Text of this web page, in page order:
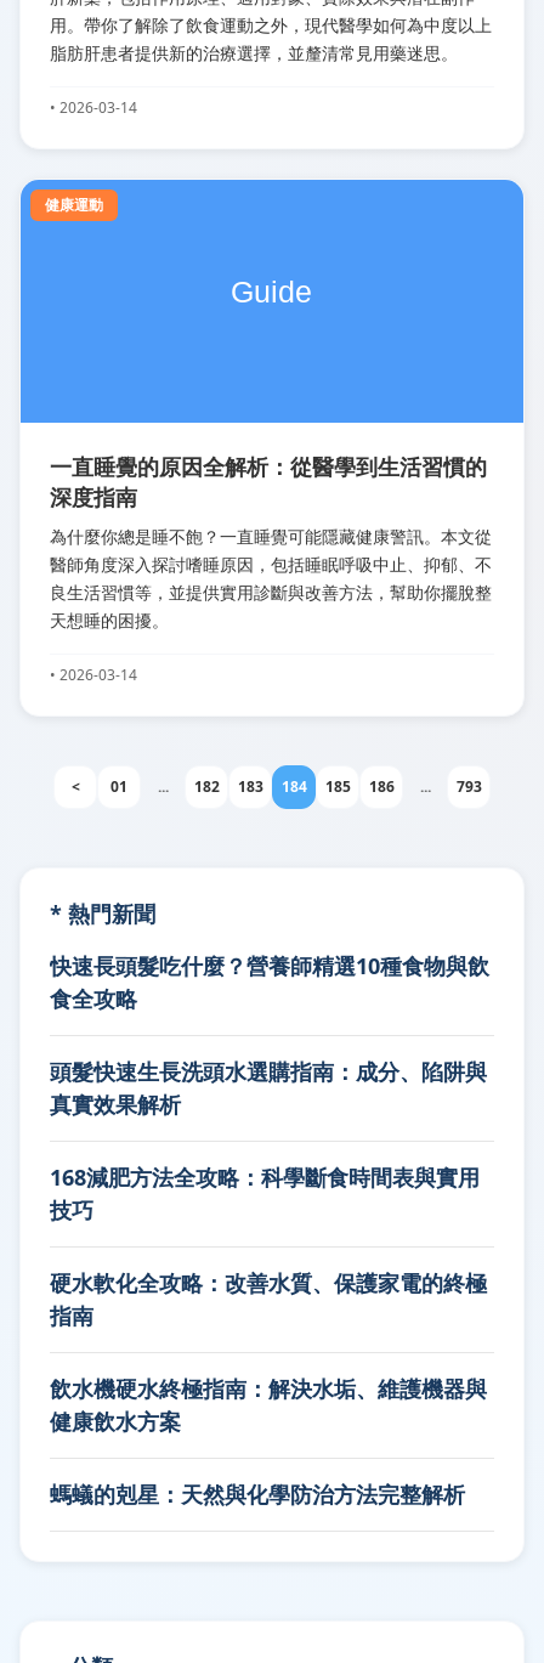
用。帶你了解除了飲食運動之外，現代醫學如何為中度以上
脂肪肝患者提供新的治療選擇，並釐清常見用藥迷思。
• 2026-03-14
健康運動
一直睡覺的原因全解析：從醫學到生活習慣的
深度指南
為什麼你總是睡不飽？一直睡覺可能隱藏健康警訊。本文從
醫師角度深入探討嗜睡原因，包括睡眠呼吸中止、抑郁、不
良生活習慣等，並提供實用診斷與改善方法，幫助你擺脫整
天想睡的困擾。
• 2026-03-14
< 01 ... 182 183 184 185 186 ... 793
* 熱門新聞
快速長頭髮吃什麼？營養師精選10種食物與飲
食全攻略
頭髮快速生長洗頭水選購指南：成分、陷阱與
真實效果解析
168減肥方法全攻略：科學斷食時間表與實用
技巧
硬水軟化全攻略：改善水質、保護家電的終極
指南
飲水機硬水終極指南：解決水垢、維護機器與
健康飲水方案
螞蟻的剋星：天然與化學防治方法完整解析